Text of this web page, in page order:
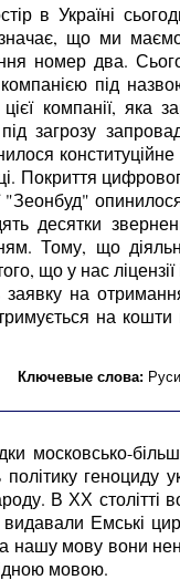
в Україні
що ми
номер два.
під
компанії, яка
загрозу
конституційне
"Зеонбуд"
десятки
Тому, що
що у нас
на
на кошти
Ключевые слова:
московсько-
геноциду
В ХХ столітті
Емські
мову вони
мовою.